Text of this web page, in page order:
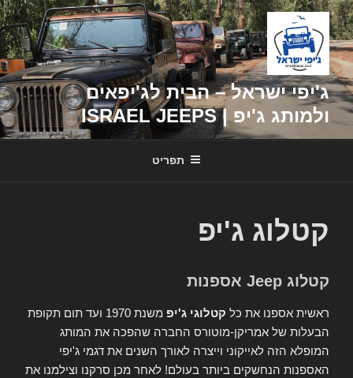
דילוג
לתוכן
ג'יפי ישראל – הבית לג'יפאים
ולמותג ג'יפ | ISRAEL JEEPS
תפריט
קטלוג ג'יפ
קטלוג Jeep אספנות
ראשית אספנו את כל קטלוגי ג'יפ
משנת 1970 ועד תום תקופת
הבעלות של אמריקן-מוטורס החברה שהפכה את המותג
המופלא הזה לאייקוני וייצרה לאורך השנים את דגמי ג'יפי
האספנות הנחשקים ביותר בעולם! לאחר מכן סרקנו וצילמנו את